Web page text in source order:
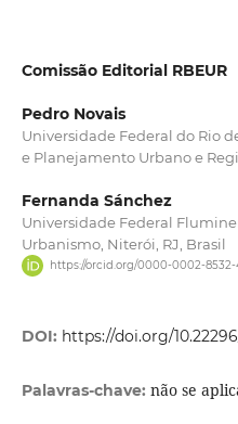
Comissão Editorial RBEUR
Pedro Novais
Universidade Federal do Rio
e Planejamento Urbano e
Fernanda Sánchez
Universidade Federal
Urbanismo, Niterói, RJ, Brasil
https://orcid.org/0000-0002-8532-
DOI: https://doi.org/
Palavras-chave: não se